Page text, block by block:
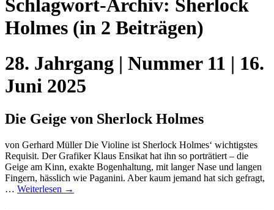
Schlagwort-Archiv: Sherlock
Holmes (in 2 Beiträgen)
28. Jahrgang | Nummer 11 | 16.
Juni 2025
Die Geige von Sherlock Holmes
von Gerhard Müller Die Violine ist Sherlock Holmes‘ wichtigstes
Requisit. Der Grafiker Klaus Ensikat hat ihn so porträtiert – die
Geige am Kinn, exakte Bogenhaltung, mit langer Nase und langen
Fingern, hässlich wie Paganini. Aber kaum jemand hat sich gefragt,
… Weiterlesen →